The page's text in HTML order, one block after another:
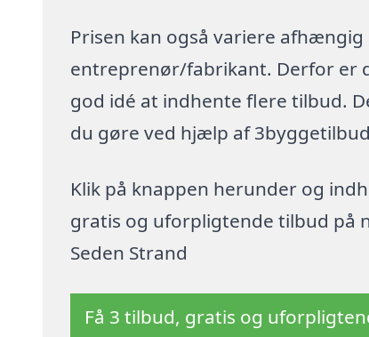
Prisen kan også variere afhængig
entreprenør/fabrikant. Derfor er
god idé at indhente flere tilbud.
du gøre ved hjælp af
Klik på knappen herunder og
gratis og uforpligtende tilbud på
Seden Strand
Få 3 tilbud, gratis og